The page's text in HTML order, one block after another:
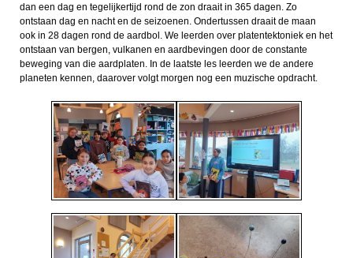
dan een dag en tegelijkertijd rond de zon draait in 365 dagen. Zo
ontstaan dag en nacht en de seizoenen. Ondertussen draait de maan
ook in 28 dagen rond de aardbol. We leerden over platentektoniek en het
ontstaan van bergen, vulkanen en aardbevingen door de constante
beweging van die aardplaten. In de laatste les leerden we de andere
planeten kennen, daarover volgt morgen nog een muzische opdracht.